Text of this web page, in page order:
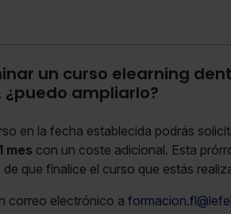
un curso elearning
ampliarlo?
en la fecha establecida podrás
mes con un coste adicional. Esta
que finalice el curso que estás
correo electrónico a